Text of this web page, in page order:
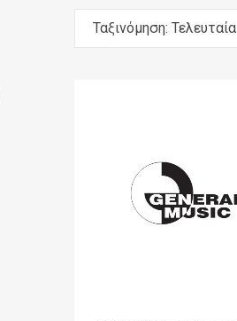
Ταξινόμηση: Τελευταία